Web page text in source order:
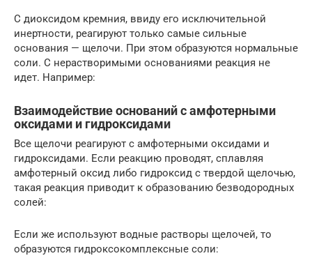
С диоксидом кремния, ввиду его исключительной
инертности, реагируют только самые сильные
основания — щелочи. При этом образуются нормальные
соли. С нерастворимыми основаниями реакция не
идет. Например:
Взаимодействие оснований с амфотерными
оксидами и гидроксидами
Все щелочи реагируют с амфотерными оксидами и
гидроксидами. Если реакцию проводят, сплавляя
амфотерный оксид либо гидроксид с твердой щелочью,
такая реакция приводит к образованию безводородных
солей:
Если же используют водные растворы щелочей, то
образуются гидроксокомплексные соли: